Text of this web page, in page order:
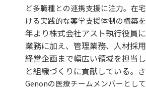
ど多職種との連携支援に注力。在
ける実践的な薬学支援体制の構築を
年より株式会社アスト執行役員
業務に加え、管理業務、人材採用
経営企画まで幅広い領域を担当
と組織づくりに貢献している。
Genonの医療チームメンバーとし